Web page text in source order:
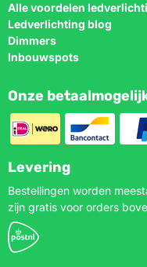
Alle voordelen
Ledverlichting blog
Dimmers
Inbouwspots
Onze
Levering
Bestellingen worden
zijn gratis voor orders